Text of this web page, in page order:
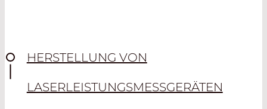
HERSTELLUNG VON
LASERLEISTUNGSMESSGERÄTEN